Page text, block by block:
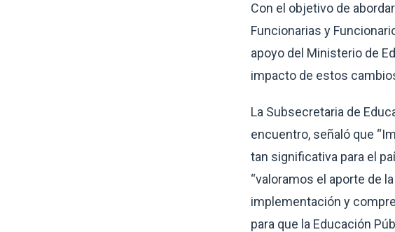
Con el objetivo de
Funcionarias y
apoyo del Ministerio de
impacto de estos
La Subsecretaria de
encuentro, señaló que
tan significativa para el
“valoramos el aporte de
implementación y
para que la Educación